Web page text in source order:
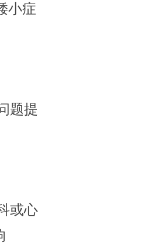
小症
题提
或心